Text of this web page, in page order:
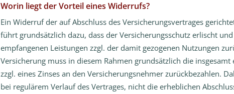
Worin liegt der Vorteil eines Widerrufs?
Ein Widerruf der auf Abschluss des Versicherungsvertrages
führt grundsätzlich dazu, dass der Versicherungsschutz erlischt
empfangenen Leistungen zzgl. der damit gezogenen Nutzungen
Versicherung muss in diesem Rahmen grundsätzlich die insgesamt
zzgl. eines Zinses an den Versicherungsnehmer zurückbezahlen.
bei regulärem Verlauf des Vertrages, nicht die erheblichen